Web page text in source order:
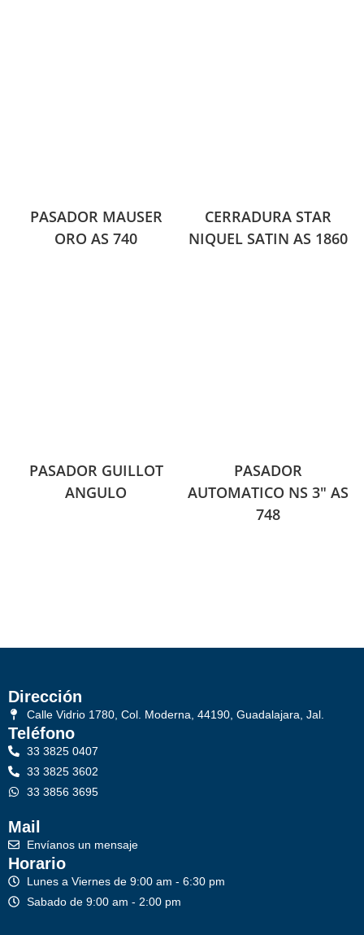
PASADOR MAUSER
ORO AS 740
CERRADURA STAR
NIQUEL SATIN AS 1860
PASADOR GUILLOT
ANGULO
PASADOR
AUTOMATICO NS 3″ AS
748
Dirección
Calle Vidrio 1780, Col. Moderna, 44190, Guadalajara, Jal.
Teléfono
33 3825 0407
33 3825 3602
33 3856 3695
Mail
Envíanos un mensaje
Horario
Lunes a Viernes de 9:00 am - 6:30 pm
Sabado de 9:00 am - 2:00 pm